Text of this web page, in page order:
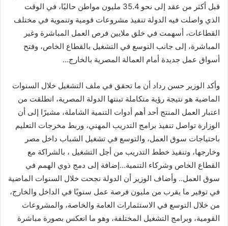
قبل أكثر من عقد إلى نحو 35.4 مليون مواطن حاليًا، في الوقت
الذي واصلت فيه الدولة تنفيذ مشروعات قومية وتنموية في مختلف
القطاعات، أسهمت في خلق ملايين فرص العمل المباشرة وغير
المباشرة، إلى جانب التوسع في التشغيل بالقطاع الخاص، وفتح
أسواق عمل جديدة أمام العمالة المصرية بالخارج…
وأكد الوزير حسن رداد أن ما تحقق في ملف التشغيل خلال السنوات
الماضية هو نتيجة رؤية متكاملة تبنتها الدولة المصرية، انطلقت من
اعتبار العمل المنتج أحد أهم أدوات التنمية الشاملة، مشيرًا إلى أن
الوزارة تواصل تنفيذ برامج التدريب المهني، وربط مخرجات التعليم
باحتياجات سوق العمل، والتوسع في تشغيل الشباب داخل مصر
وخارجها، وتنفيذ خطط التدريب من أجل التشغيل ، بالشراكة مع
القطاع الخاص وشركاء التنمية…إضافة إلى دمج ذوي الهمم في
سوق العمل.. وأضاف الوزير أن الدولة نجحت خلال السنوات الماضية
في توفير ما يقرب من مليون فرصة عمل سنويًا في الداخل والخارج،
من خلال التوسع في الاستثمارات العامة والخاصة، والمشروعات
القومية، وبرامج التشغيل المختلفة، وهو ما انعكس بصورة مباشرة